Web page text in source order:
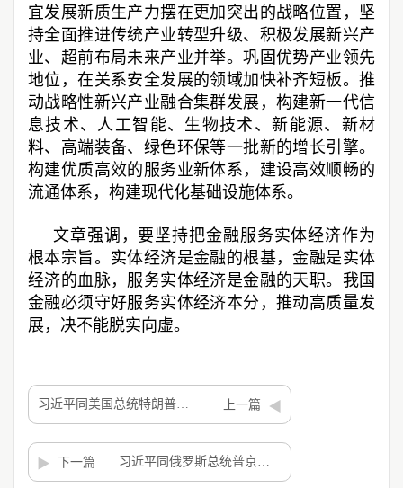
宜发展新质生产力摆在更加突出的战略位置，坚
持全面推进传统产业转型升级、积极发展新兴产
业、超前布局未来产业并举。巩固优势产业领先
地位，在关系安全发展的领域加快补齐短板。推
动战略性新兴产业融合集群发展，构建新一代信
息技术、人工智能、生物技术、新能源、新材
料、高端装备、绿色环保等一批新的增长引擎。
构建优质高效的服务业新体系，建设高效顺畅的
流通体系，构建现代化基础设施体系。
文章强调，要坚持把金融服务实体经济作为
根本宗旨。实体经济是金融的根基，金融是实体
经济的血脉，服务实体经济是金融的天职。我国
金融必须守好服务实体经济本分，推动高质量发
展，决不能脱实向虚。
上一篇
下一篇